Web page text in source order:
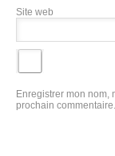
Site web
Enregistrer mon nom,
prochain commentaire.